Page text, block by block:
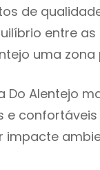
de
entre
uma zona
Do Alentejo
impacte